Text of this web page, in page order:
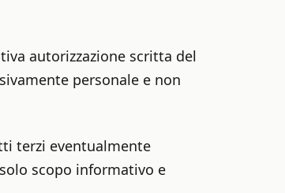
autorizzazione scritta del
personale e non
terzi eventualmente
scopo informativo e